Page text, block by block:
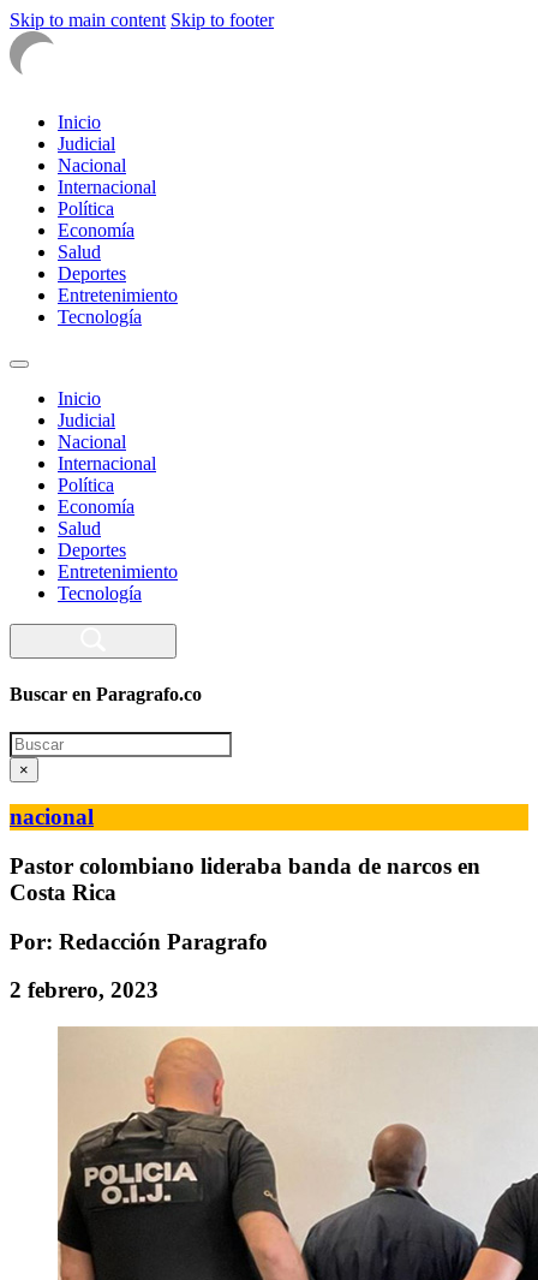
Skip to main content Skip to footer
Inicio
Judicial
Nacional
Internacional
Política
Economía
Salud
Deportes
Entretenimiento
Tecnología
Inicio
Judicial
Nacional
Internacional
Política
Economía
Salud
Deportes
Entretenimiento
Tecnología
Buscar en Paragrafo.co
Search
×
nacional
Pastor colombiano lideraba banda de narcos en
Costa Rica
Por: Redacción Paragrafo
2 febrero, 2023